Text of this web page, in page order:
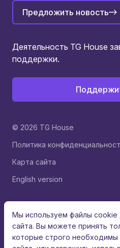
Предложить новость
Деятельность TG House
поддержки.
© 2026 TG House
Политика
Карта сайта
English version
Мы используем файлы cookie
сайта. Вы можете принять
которые строго необходимы